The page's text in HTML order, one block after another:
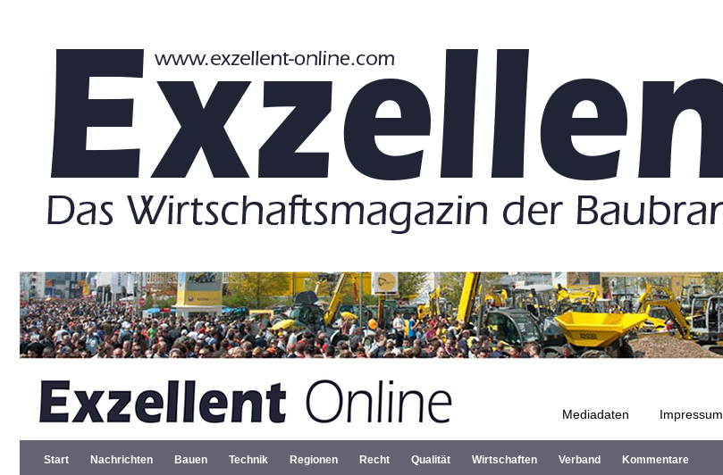
Mediadaten Impressum
Zum Inhalt springen
Start Nachrichten Bauen Technik Regionen Recht Qualität Wirtschaften Verband Kommentare